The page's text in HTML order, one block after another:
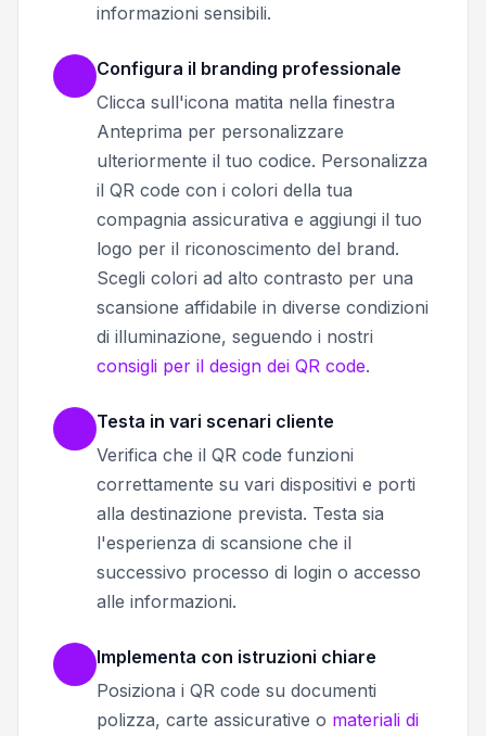
informazioni sensibili.
Configura il branding professionale
Clicca sull'icona matita nella finestra
Anteprima per personalizzare
ulteriormente il tuo codice. Personalizza
il QR code con i colori della tua
compagnia assicurativa e aggiungi il tuo
logo per il riconoscimento del brand.
Scegli colori ad alto contrasto per una
scansione affidabile in diverse condizioni
di illuminazione, seguendo i nostri
consigli per il design dei QR code.
Testa in vari scenari cliente
Verifica che il QR code funzioni
correttamente su vari dispositivi e porti
alla destinazione prevista. Testa sia
l'esperienza di scansione che il
successivo processo di login o accesso
alle informazioni.
Implementa con istruzioni chiare
Posiziona i QR code su documenti
polizza, carte assicurative o materiali di